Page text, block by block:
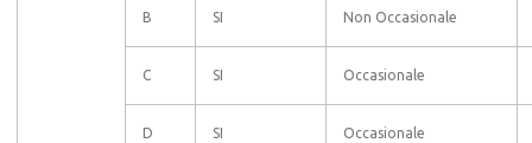
B SI Non Occasionale
C SI Occasionale
D SI Occasionale